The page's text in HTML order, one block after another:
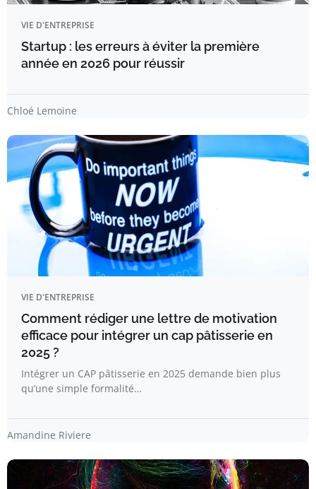
VIE D'ENTREPRISE
Startup : les erreurs à éviter la première
année en 2026 pour réussir
Chloé Lemoine
VIE D'ENTREPRISE
Comment rédiger une lettre de motivation
efficace pour intégrer un cap pâtisserie en
2025 ?
Intégrer un CAP pâtisserie en 2025 demande bien plus
qu’une simple formalité…
Amandine Riviere